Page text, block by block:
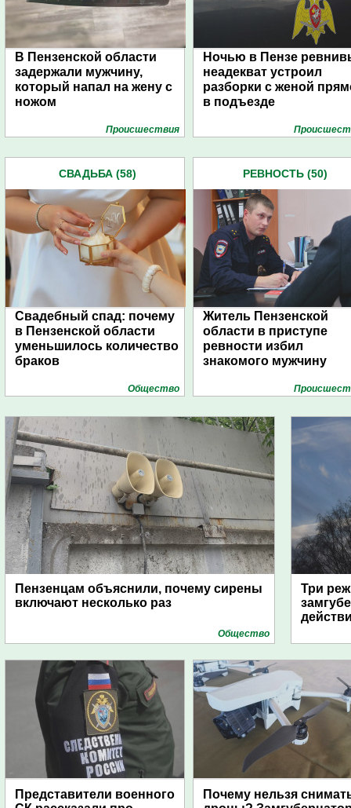
В Пензенской области
задержали мужчину,
который напал на жену с
ножом
Проиcшествия
Ночью в Пензе
неадекват устроил
разборки с женой
в подъезде
СВАДЬБА (58)
Свадебный спад: почему
в Пензенской области
уменьшилось количество
браков
Общество
РЕВНОСТЬ (50)
Житель Пензенской
области в приступе
ревности избил
знакомого мужчину
Пензенцам объяснили, почему сирены
включают несколько раз
Общество
Три
Представители военного
Почему нельзя